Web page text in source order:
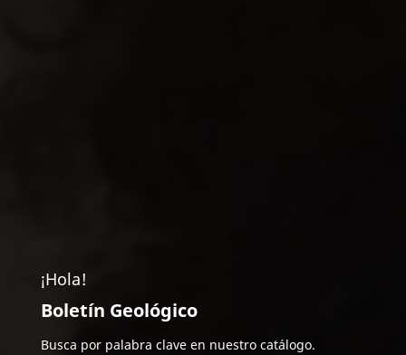
¡Hola!
Boletín Geológico
Busca por palabra clave en nuestro catálogo.